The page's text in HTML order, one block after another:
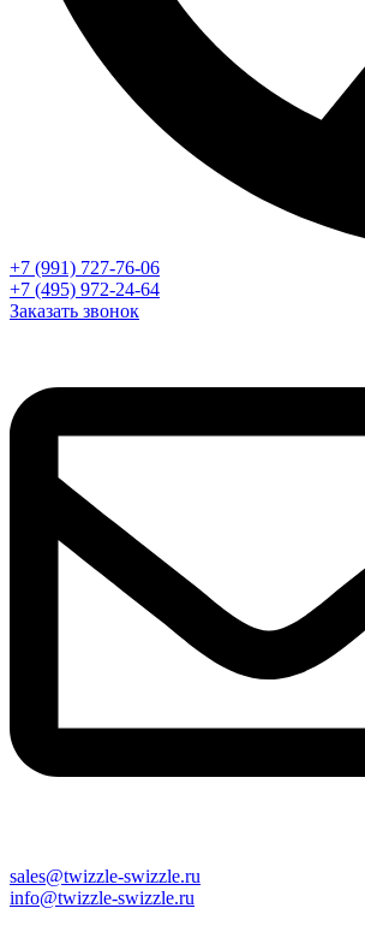
+7 (991) 727-76-06
+7 (495) 972-24-64
Заказать звонок
sales@twizzle-swizzle.ru
info@twizzle-swizzle.ru